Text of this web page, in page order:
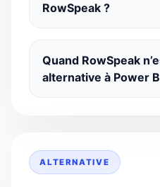
RowSpeak ?
Quand RowSpeak
alternative à Power
ALTERNATIVE